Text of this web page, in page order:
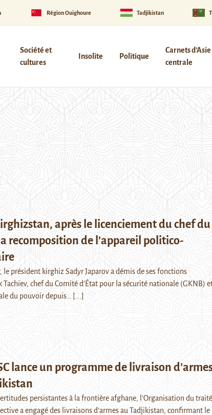
Région Ouïghoure Tadjikistan
Société et
cultures
Insolite Politique
Carnets d’Asie
centrale
après le licenciement du chef du
recomposition de l’appareil politico-
le président kirghiz Sadyr Japarov a démis de ses fonctions
Tachïev, chef du Comité d’État pour la sécurité nationale (GKNB)
du pouvoir depuis…
[...]
lance un programme de livraison
persistantes à la frontière afghane, l’Organisation du
a engagé des livraisons d’armes au Tadjikistan, confirmant le